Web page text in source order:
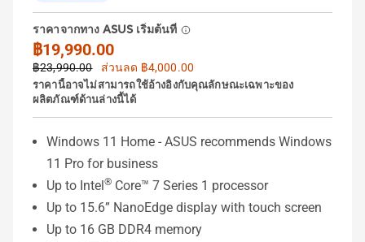
ราคาจากทาง ASUS เริ่มต้นที่
฿19,990.00
฿23,990.00
ส่วนลด ฿4,000.00
ราคานี้อาจไม่สามารถใช้อ้างอิงกับคุณลักษณะเฉพาะของ
ผลิตภัณฑ์ด้านล่างนี้ได้
Windows 11 Home - ASUS recommends Windows
11 Pro for business
Up to Intel® Core™ 7 Series 1 processor
Up to 15.6” NanoEdge display with touch screen
Up to 16 GB DDR4 memory